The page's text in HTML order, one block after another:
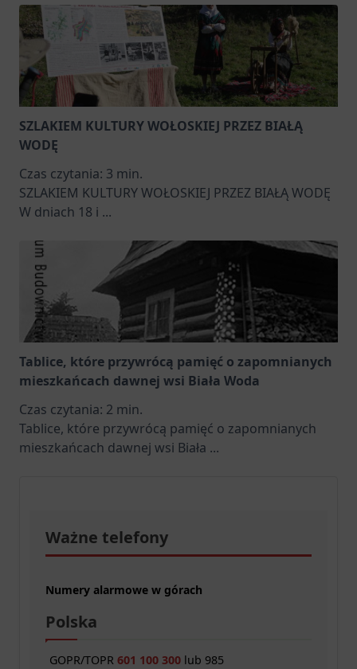
SZLAKIEM KULTURY WOŁOSKIEJ PRZEZ BIAŁĄ
WODĘ
Czas czytania: 3 min.
SZLAKIEM KULTURY WOŁOSKIEJ PRZEZ BIAŁĄ WODĘ
W dniach 18 i ...
Tablice, które przywrócą pamięć o zapomnianych
mieszkańcach dawnej wsi Biała Woda
Czas czytania: 2 min.
Tablice, które przywrócą pamięć o zapomnianych
mieszkańcach dawnej wsi Biała ...
Ważne telefony
Numery alarmowe w górach
Polska
GOPR/TOPR601 100 300 lub 985